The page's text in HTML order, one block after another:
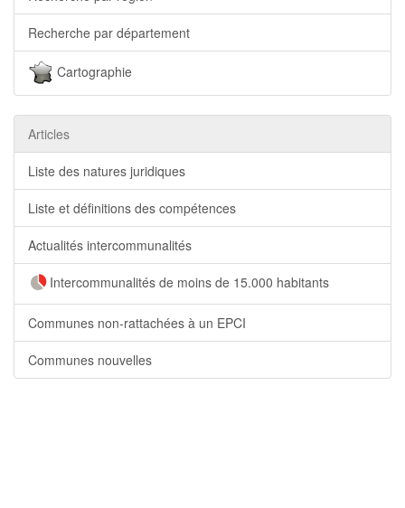
Recherche par département
Cartographie
Articles
Liste des natures juridiques
Liste et définitions des compétences
Actualités intercommunalités
Intercommunalités de moins de 15.000 habitants
Communes non-rattachées à un EPCI
Communes nouvelles